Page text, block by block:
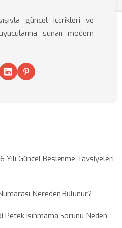
güncel içerikleri ve
sunan modern
Yılı Güncel Beslenme Tavsiyeleri
Nereden Bulunur?
Isınmama Sorunu Neden